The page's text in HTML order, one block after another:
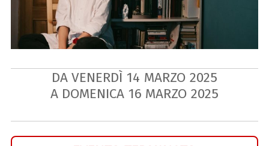
DA VENERDÌ 14 MARZO 2025
A DOMENICA 16 MARZO 2025